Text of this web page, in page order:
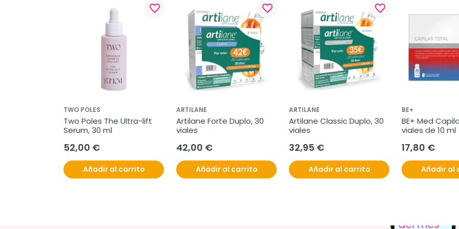
favorite_border
TWO POLES
Two Poles The Ultra-lift
Serum, 30 ml
52,00 €
Añadir al carrito
favorite_border
ARTILANE
Artilane Forte Duplo, 30
viales
42,00 €
Añadir al carrito
favorite_border
ARTILANE
Artilane Classic Duplo, 30
viales
32,95 €
Añadir al carrito
BE+
BE+ Med
viales de 10 ml
17,80 €
Añadir al